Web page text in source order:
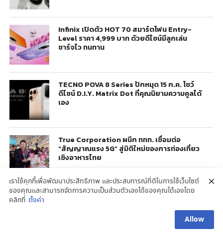
Infinix เปิดตัว HOT 70 สมาร์ตโฟน Entry-
Level ราคา 4,999 บาท ด้วยดีไซน์มีลูกเล่น
ชาร์จไว ทนทาน
TECNO POVA 8 Series ปักหมุด 15 ก.ค. โชว์
ดีไซน์ D.I.Y. Matrix Dot ที่คุณนิยามความคูลได้
เอง
True Corporation ผนึก ททท. เชื่อมต่อ
“สัญญาณแรง 5G” สู่มิติใหม่ของการท่องเที่ยว
เชิงอาหารไทย
เราใช้คุกกี้เพื่อพัฒนาประสิทธิภาพ และประสบการณ์ที่ดีในการใช้เว็บไซต์
ของคุณและสามารถจัดการความเป็นส่วนตัวเองได้ของคุณได้เองโดย
คลิกที่ ตั้งค่า
Allow